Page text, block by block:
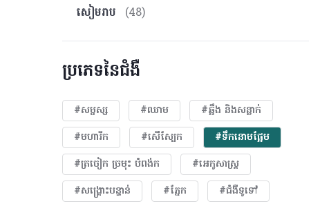
សៀមរាប
(48)
ប្រភេទនៃជំងឺ
#សម្ផស្ស #ឈាម
#ឆ្អឹង និងសន្លាក់
#មហារីក​
#សើស្បែក
#ទឹកនោមផ្អែម
#ត្រចៀក ច្រមុះ បំពង់ក
#អេកូសាស្រ្ត
#សង្គ្រោះបន្ទាន់
#ភ្នែក​
#ជំងឺទូទៅ